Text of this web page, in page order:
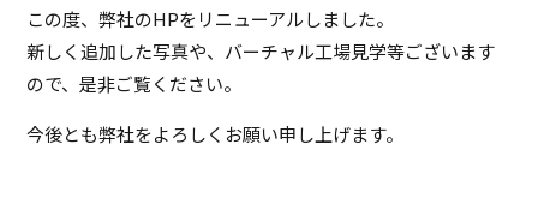
この度、弊社のHPをリニューアルしました。
新しく追加した写真や、バーチャル工場見学等ございます
ので、是非ご覧ください。
今後とも弊社をよろしくお願い申し上げます。